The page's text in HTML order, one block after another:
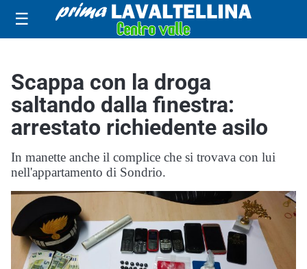
☰
Scappa con la droga
saltando dalla finestra:
arrestato richiedente asilo
In manette anche il complice che si trovava con lui
nell'appartamento di Sondrio.